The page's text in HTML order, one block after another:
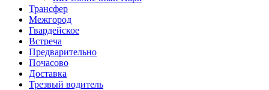
Трансфер
Межгород
Гвардейское
Встреча
Предварительно
Почасово
Доставка
Трезвый водитель